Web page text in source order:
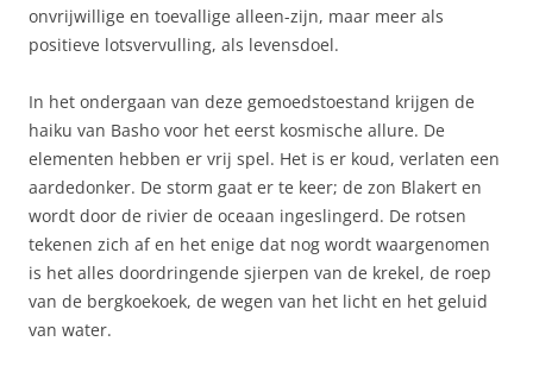
onvrijwillige en toevallige alleen-zijn, maar meer als
positieve lotsvervulling, als levensdoel.
In het ondergaan van deze gemoedstoestand krijgen de
haiku van Basho voor het eerst kosmische allure. De
elementen hebben er vrij spel. Het is er koud, verlaten een
aardedonker. De storm gaat er te keer; de zon Blakert en
wordt door de rivier de oceaan ingeslingerd. De rotsen
tekenen zich af en het enige dat nog wordt waargenomen
is het alles doordringende sjierpen van de krekel, de roep
van de bergkoekoek, de wegen van het licht en het geluid
van water.